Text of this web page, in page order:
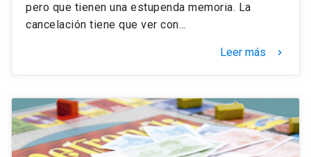
pero que tienen una estupenda memoria. La
cancelación tiene que ver con…
Leer más keyboard_arrow_right